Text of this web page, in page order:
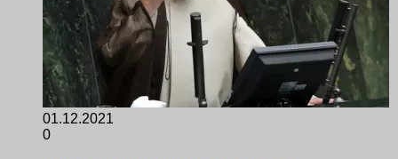
01.12.2021
0